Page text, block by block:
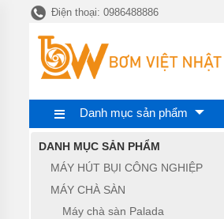
Điện thoại: 0986488886
Danh mục sản phẩm
TRANG
DANH MỤC SẢN PHẨM
MÁY HÚT BỤI CÔNG NGHIỆP
MÁY CHÀ SÀN
Máy chà sàn Palada